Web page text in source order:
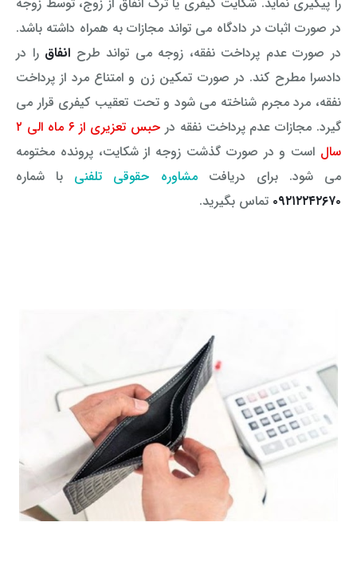
در صورت اثبات در دادگاه می تواند مجازات به همراه داشته باشد.
در صورت عدم پرداخت نفقه، زوجه می تواند طرح انفاق را در
دادسرا مطرح کند. در صورت تمکین زن و امتناع مرد از پرداخت
نفقه، مرد مجرم شناخته می شود و تحت تعقیب کیفری قرار می
گیرد. مجازات عدم پرداخت نفقه در
حبس تعزیری از ۶ ماه الی ۲
سال است و در صورت گذشت زوجه از شکایت، پرونده مختومه
می شود. برای دریافتمشاوره حقوقی تلفنی با شماره
۰۹۲۱۲۲۴۲۶۷۰ تماس بگیرید.